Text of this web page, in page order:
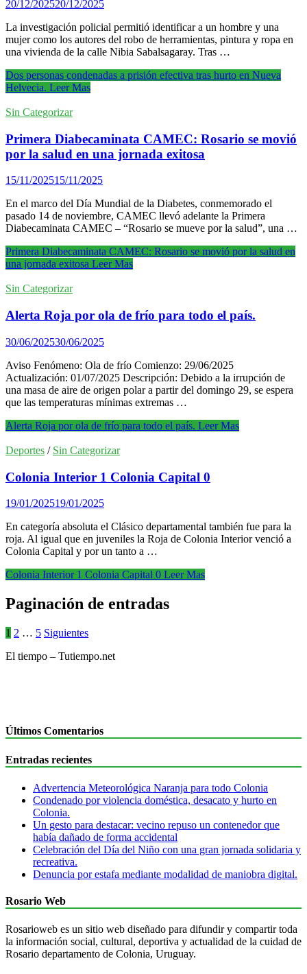
20/12/202520/12/2025
La investigación policial permitió identificar a un hombre y una
mujer como los autores del robo de herramientas, pintura y ropa en
una vivienda de la calle Nibia Sabalsagaray. Tras …
Dos personas condenadas a prisión efectiva tras hurto en Nueva
Helvecia. Leer Mas
Sin Categorizar
Primera Diabecaminata CAMEC: Rosario se movió
por la salud en una jornada exitosa
15/11/202515/11/2025
En el marco del Día Mundial de la Diabetes, conmemorado el
pasado 14 de noviembre, CAMEC llevó adelante la Primera
Diabecaminata CAMEC – “Rosario se mueve por la salud”, una …
Primera Diabecaminata CAMEC: Rosario se movió por la salud en
una jornada exitosa Leer Mas
Sin Categorizar
Alerta Roja por ola de frío para todo el país.
30/06/202530/06/2025
Aviso Fenómeno: Ola de frío Comienzo: 29/06/2025
Actualización: 01/07/2025 Descripción: Debido a la irrupción de
una masa de aire de origen polar a partir del domingo 29, se espera
que las temperaturas mínimas extremas …
Alerta Roja por ola de frío para todo el país. Leer Mas
Deportes / Sin Categorizar
Colonia Interior 1 Colonia Capital 0
19/01/202519/01/2025
En categoría absoluta el Clásico departamental también fue para la
roja. Al igual que en juveniles la Roja de Colonia Interior venció a
Colonia Capital y por un tanto a …
Colonia Interior 1 Colonia Capital 0 Leer Mas
Paginación de entradas
1 2 … 5 Siguientes
El tiempo – Tutiempo.net
Últimos Comentarios
Entradas recientes
Advertencia Meteorológica Naranja para todo Colonia
Condenado por violencia doméstica, desacato y hurto en
Colonia.
Un gesto para destacar: vecino repuso un contenedor que
había dañado de forma accidental
Celebración del Día del Niño con una gran jornada solidaria y
recreativa.
Denuncia por estafa mediante modalidad de maniobra digital.
Rosario Web
Rosarioweb es un sitio web diseñado para difundir y compartir toda
la información social, cultural, deportiva y actualidad de la cuidad de
Rosario departamento de Colonia, Uruguay.